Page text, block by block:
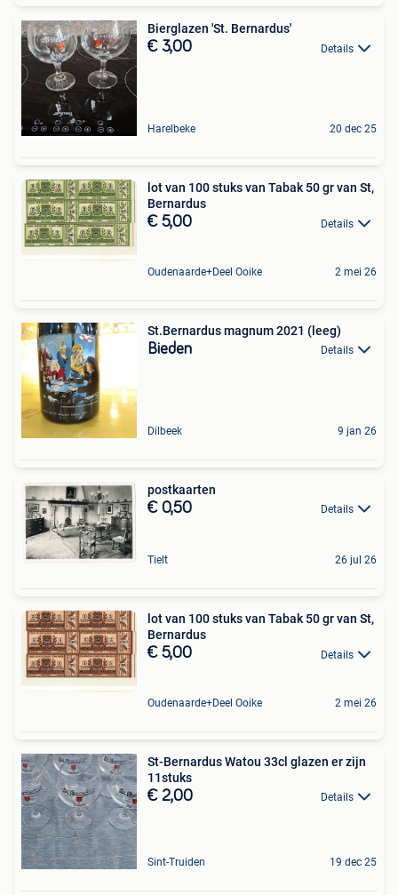
Bierglazen 'St. Bernardus'
€ 3,00 Details
Harelbeke 20 dec 25
lot van 100 stuks van Tabak 50 gr van St,
Bernardus
€ 5,00 Details
Oudenaarde+Deel Ooike 2 mei 26
St.Bernardus magnum 2021 (leeg)
Bieden Details
Dilbeek 9 jan 26
postkaarten
€ 0,50 Details
Tielt 26 jul 26
lot van 100 stuks van Tabak 50 gr van St,
Bernardus
€ 5,00 Details
Oudenaarde+Deel Ooike 2 mei 26
St-Bernardus Watou 33cl glazen er zijn
11stuks
€ 2,00 Details
Sint-Truiden 19 dec 25